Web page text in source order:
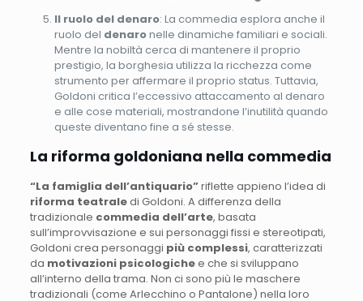
Il ruolo del denaro: La commedia esplora anche il
ruolo del denaronelle dinamiche familiari e sociali.
Mentre la nobiltà cerca di mantenere il proprio
prestigio, la borghesia utilizza la ricchezza come
strumento per affermare il proprio status. Tuttavia,
Goldoni critica l’eccessivo attaccamento al denaro
e alle cose materiali, mostrandone l’inutilità quando
queste diventano fine a sé stesse.
La riforma goldoniana nella commedia
“La famiglia dell’antiquario”riflette appieno l’idea di
riforma teatraledi Goldoni. A differenza della
tradizionale commedia dell’arte, basata
sull’improvvisazione e sui personaggi fissi e stereotipati,
Goldoni crea personaggi più complessi, caratterizzati
da motivazioni psicologichee che si sviluppano
all’interno della trama. Non ci sono più le maschere
tradizionali (come Arlecchino o Pantalone) nella loro